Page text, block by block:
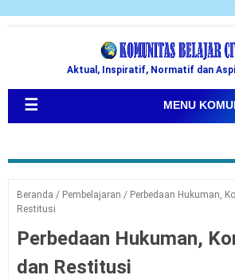
Aktual, Inspiratif, Normatif dan
☰ MENU
Beranda / Pembelajaran / Perbedaan Hukuman,
Restitusi
Perbedaan Hukuman,
dan Restitusi